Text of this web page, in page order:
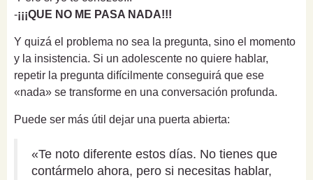
-¡¡¡QUE NO ME PASA NADA!!!
Y quizá el problema no sea la pregunta, sino el momento
y la insistencia. Si un adolescente no quiere hablar,
repetir la pregunta difícilmente conseguirá que ese
«nada» se transforme en una conversación profunda.
Puede ser más útil dejar una puerta abierta:
«Te noto diferente estos días. No tienes que
contármelo ahora, pero si necesitas hablar,